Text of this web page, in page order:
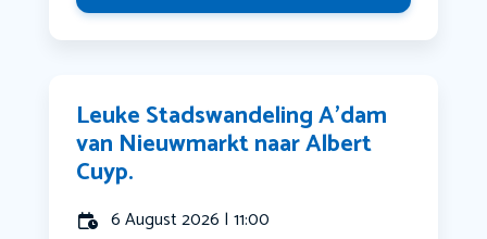
Leuke Stadswandeling A’dam
van Nieuwmarkt naar Albert
Cuyp.
6 August 2026 | 11:00